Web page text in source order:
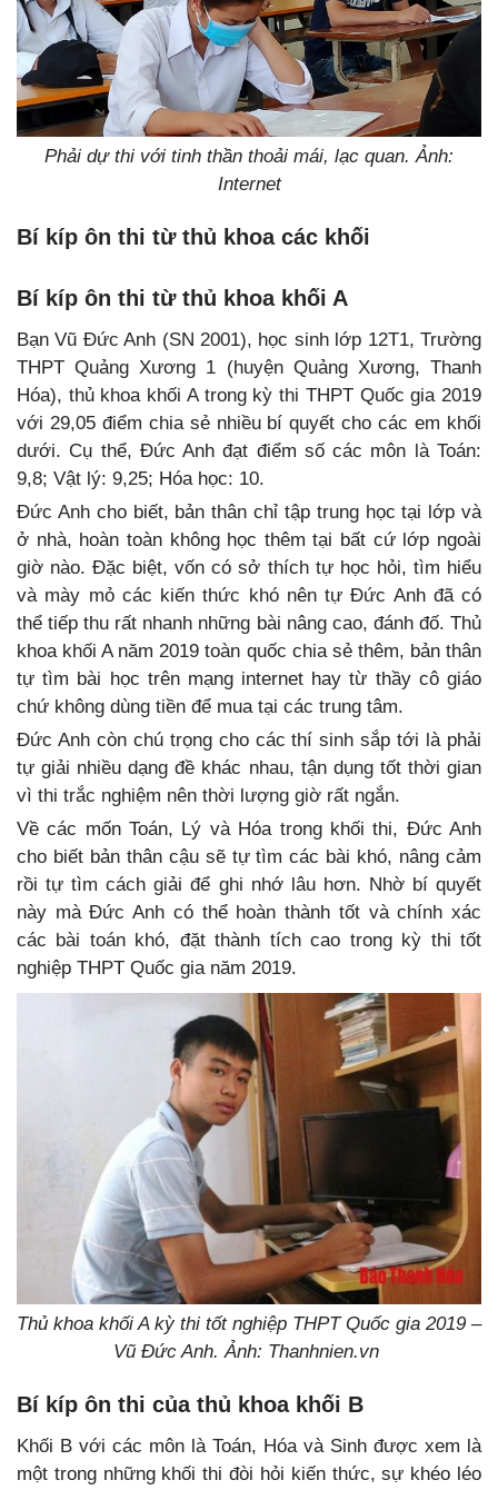
Phải dự thi với tinh thần thoải mái, lạc quan. Ảnh:
Internet
Bí kíp ôn thi từ thủ khoa các khối
Bí kíp ôn thi từ thủ khoa khối A
Bạn Vũ Đức Anh (SN 2001), học sinh lớp 12T1, Trường
THPT Quảng Xương 1 (huyện Quảng Xương, Thanh
Hóa), thủ khoa khối A trong kỳ thi THPT Quốc gia 2019
với 29,05 điểm chia sẻ nhiều bí quyết cho các em khối
dưới. Cụ thể, Đức Anh đạt điểm số các môn là Toán:
9,8; Vật lý: 9,25; Hóa học: 10.
Đức Anh cho biết, bản thân chỉ tập trung học tại lớp và
ở nhà, hoàn toàn không học thêm tại bất cứ lớp ngoài
giờ nào. Đặc biệt, vốn có sở thích tự học hỏi, tìm hiểu
và mày mỏ các kiến thức khó nên tự Đức Anh đã có
thể tiếp thu rất nhanh những bài nâng cao, đánh đố. Thủ
khoa khối A năm 2019 toàn quốc chia sẻ thêm, bản thân
tự tìm bài học trên mạng internet hay từ thầy cô giáo
chứ không dùng tiền để mua tại các trung tâm.
Đức Anh còn chú trọng cho các thí sinh sắp tới là phải
tự giải nhiều dạng đề khác nhau, tận dụng tốt thời gian
vì thi trắc nghiệm nên thời lượng giờ rất ngắn.
Về các mốn Toán, Lý và Hóa trong khối thi, Đức Anh
cho biết bản thân cậu sẽ tự tìm các bài khó, nâng cảm
rồi tự tìm cách giải để ghi nhớ lâu hơn. Nhờ bí quyết
này mà Đức Anh có thể hoàn thành tốt và chính xác
các bài toán khó, đặt thành tích cao trong kỳ thi tốt
nghiệp THPT Quốc gia năm 2019.
Thủ khoa khối A kỳ thi tốt nghiệp THPT Quốc gia 2019 –
Vũ Đức Anh. Ảnh: Thanhnien.vn
Bí kíp ôn thi của thủ khoa khối B
Khối B với các môn là Toán, Hóa và Sinh được xem là
một trong những khối thi đòi hỏi kiến thức, sự khéo léo